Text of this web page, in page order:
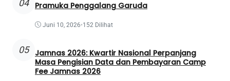
04 Pramuka Penggalang Garuda
Juni 10, 2026•152 Dilihat
05
Jamnas 2026: Kwartir Nasional Perpanjang
Masa Pengisian Data dan Pembayaran Camp
Fee Jamnas 2026